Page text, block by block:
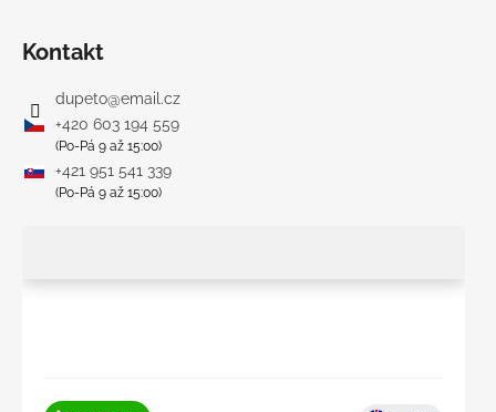
Kontakt
dupeto@email.cz
+420 603 194 559
(Po-Pá 9 až 15:00)
+421 951 541 339
(Po-Pá 9 až 15:00)